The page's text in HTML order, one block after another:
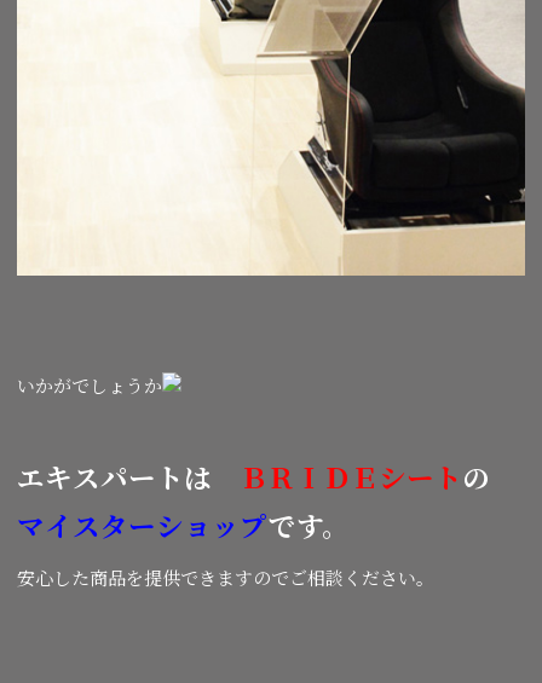
いかがでしょうか
エキスパートは ＢＲＩＤＥシート の
マイスターショップです。
安心した商品を提供できますのでご相談ください。